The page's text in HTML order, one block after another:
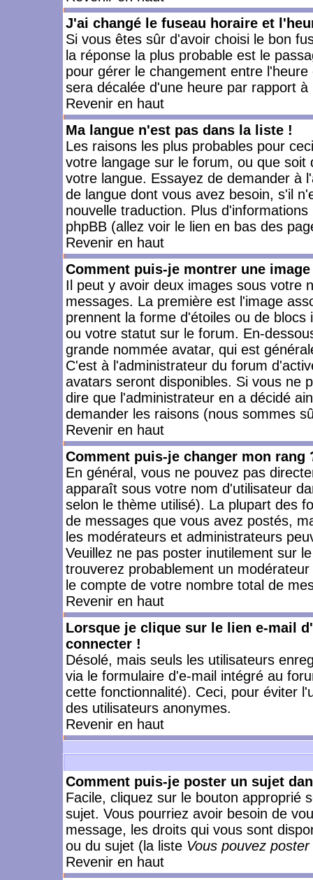
J'ai changé le fuseau horaire et
Si vous êtes sûr d'avoir choisi le bon
la réponse la plus probable est le
pour gérer le changement entre
sera décalée d'une heure par rapport à
Revenir en haut
Ma langue n'est pas dans la liste !
Les raisons les plus probables pour
votre langage sur le forum, ou que
votre langue. Essayez de demander à
de langue dont vous avez besoin, s'il
nouvelle traduction. Plus
phpBB (allez voir le lien en bas des
Revenir en haut
Comment puis-je montrer une
Il peut y avoir deux images sous votre
messages. La première est l'image
prennent la forme d'étoiles ou de
ou votre statut sur le forum. En-
grande nommée avatar, qui est
C'est à l'administrateur du forum
avatars seront disponibles. Si vous ne
dire que l'administrateur en a décidé
demander les raisons (nous sommes
Revenir en haut
Comment puis-je changer mon rang
En général, vous ne pouvez pas
apparaît sous votre nom d'utilisateur
selon le thème utilisé). La plupart des
de messages que vous avez postés,
les modérateurs et administrateurs
Veuillez ne pas poster inutilement sur
trouverez probablement un
le compte de votre nombre total de
Revenir en haut
Lorsque je clique sur le lien e-mail
connecter !
Désolé, mais seuls les utilisateurs
via le formulaire d'e-mail intégré au
cette fonctionnalité). Ceci, pour éviter
des utilisateurs anonymes.
Revenir en haut
Comment puis-je poster un sujet
Facile, cliquez sur le bouton approprié
sujet. Vous pourriez avoir besoin de
message, les droits qui vous sont
ou du sujet (la liste Vous pouvez
Revenir en haut